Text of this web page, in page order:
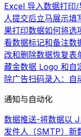
Excel 导入数据打印/
人提交后立马展示填
果打印数据如何将选
看数据标记和备注数
改和删除数据恢复表
藏金数据 Logo 和自
除广告扫码录入：自
通知与自动化
数据推送-将数据以
发件人（SMTP） 新